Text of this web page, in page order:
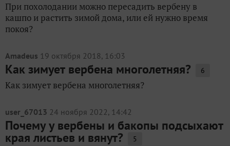
При похолодании можно пересадить вербену в
кашпо и растить зимой дома, или ей нужно время
покоя?
Amadeus 19 октября 2018, 16:03
Как зимует вербена многолетняя? 6
Как зимует вербена многолетняя?
user_67013 24 ноября 2022, 14:42
Почему у вербены и бакопы подсыхают
края листьев и вянут? 5